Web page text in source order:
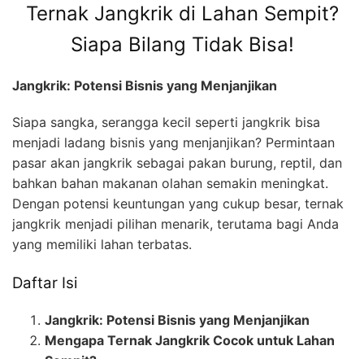
Ternak Jangkrik di Lahan Sempit?
Siapa Bilang Tidak Bisa!
Jangkrik: Potensi Bisnis yang Menjanjikan
Siapa sangka, serangga kecil seperti jangkrik bisa
menjadi ladang bisnis yang menjanjikan? Permintaan
pasar akan jangkrik sebagai pakan burung, reptil, dan
bahkan bahan makanan olahan semakin meningkat.
Dengan potensi keuntungan yang cukup besar, ternak
jangkrik menjadi pilihan menarik, terutama bagi Anda
yang memiliki lahan terbatas.
Daftar Isi
Jangkrik: Potensi Bisnis yang Menjanjikan
Mengapa Ternak Jangkrik Cocok untuk Lahan